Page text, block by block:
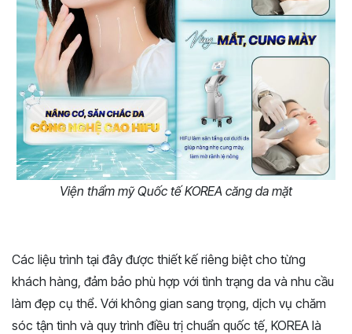
Viện thẩm mỹ Quốc tế KOREA căng da mặt
Các liệu trình tại đây được thiết kế riêng biệt cho từng
khách hàng, đảm bảo phù hợp với tình trạng da và nhu cầu
làm đẹp cụ thể. Với không gian sang trọng, dịch vụ chăm
sóc tận tình và quy trình điều trị chuẩn quốc tế, KOREA là